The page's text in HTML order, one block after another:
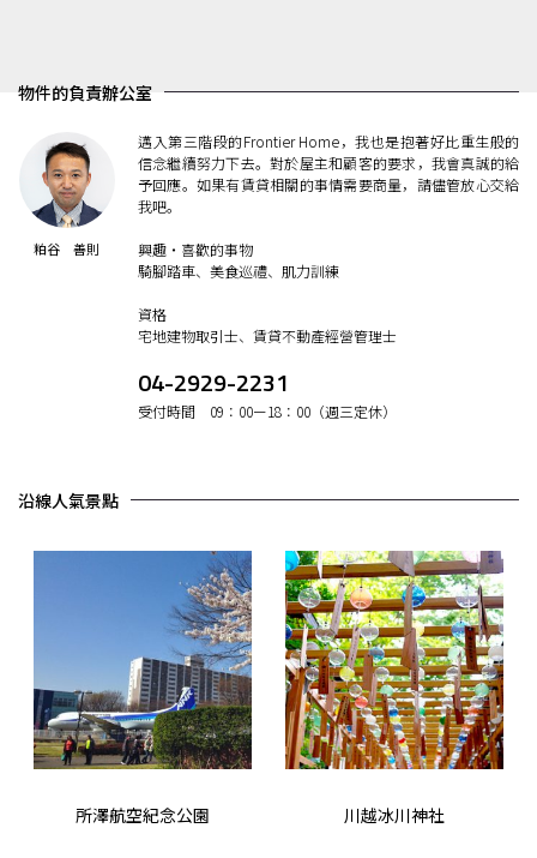
物件的負責辦公室
粕谷 善則
邁入第三階段的Frontier Home，我也是抱著好比重生般的
信念繼續努力下去。對於屋主和顧客的要求，我會真誠的給
予回應。如果有賃貸相關的事情需要商量，請儘管放心交給
我吧。
興趣・喜歡的事物
騎腳踏車、美食巡禮、肌力訓練
資格
宅地建物取引士、賃貸不動產經營管理士
04-2929-2231
受付時間 09：00ー18：00（週三定休）
沿線人氣景點
所澤航空紀念公園 川越冰川神社